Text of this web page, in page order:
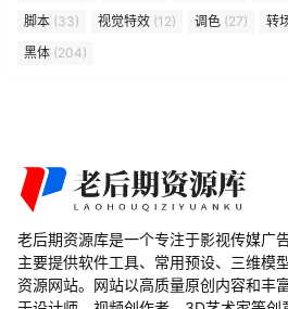
脚本 (33) 视觉特效 (12) 调色 (27) 转
黑体 (204)
老后期资源库是一个专注于影视传媒广
主要提供软件工具、常用预设、三维模
资源网站。网站以高质量原创内容和丰